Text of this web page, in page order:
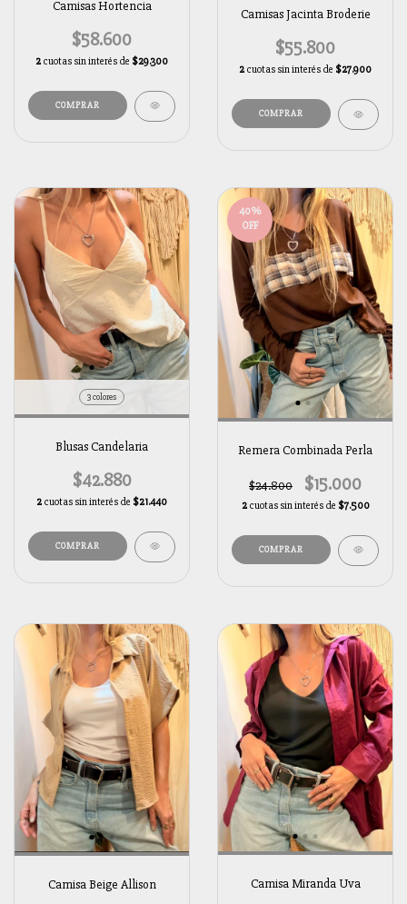
Camisas Hortencia
$58.600
2 cuotas sin interés de $29.300
COMPRAR
Camisas Jacinta Broderie
$55.800
2 cuotas sin interés de $27.900
COMPRAR
3 colores
Blusas Candelaria
$42.880
2 cuotas sin interés de $21.440
COMPRAR
40%
OFF
Remera Combinada Perla
$24.800 $15.000
2 cuotas sin interés de $7.500
Camisa Beige Allison Camisa Miranda Uva